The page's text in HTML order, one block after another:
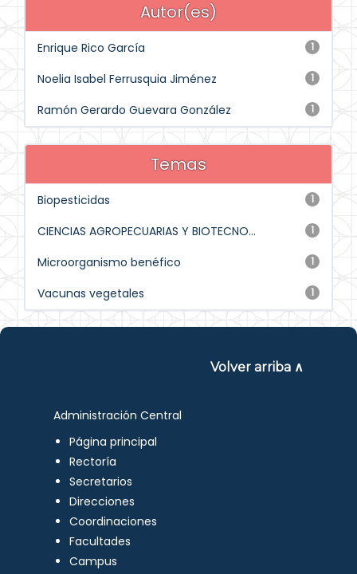
Autor(es)
1
Enrique Rico García
1
Noelia Isabel Ferrusquia Jiménez
1
Ramón Gerardo Guevara González
Temas
1
Biopesticidas
1
CIENCIAS AGROPECUARIAS Y BIOTECNO...
1
Microorganismo benéfico
1
Vacunas vegetales
Volver arriba ∧
Administración Central
Página principal
Rectoría
Secretarios
Direcciones
Coordinaciones
Facultades
Campus